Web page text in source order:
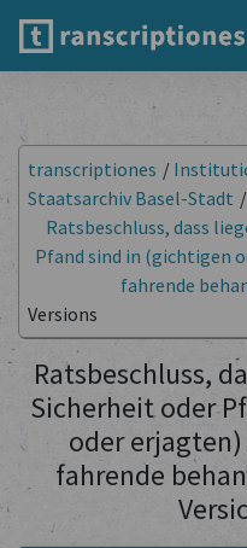
transcriptiones /
Staatsarchiv Basel-Stadt /
Ratsbeschluss, dass
Pfand sind in (gichtigen
fahrende
Versions
Ratsbeschluss,
Sicherheit oder
oder
fahrende